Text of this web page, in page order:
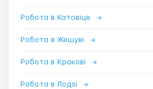
Робота в Катовіце →
Робота в Жешуві →
Робота в Кракові →
Робота в Лодзі →